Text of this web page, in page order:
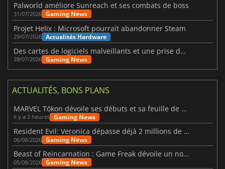
Palworld améliore Sunreach et ses combats de boss
31/07/2026 Gaming News
Projet Helix : Microsoft pourrait abandonner Steam
29/07/2026 Actualités Hardware
Des cartes de logiciels malveillants et une prise de contrôle de Discord ont touché Meccha Chameleon
28/07/2026 Gaming News
ACTUALITÉS, BONS PLANS
MARVEL Tōkon dévoile ses débuts et sa feuille de route
il y a 3 heures Gaming News
Resident Evil: Veronica dépasse déjà 2 millions de wishlists
06/08/2026 Gaming News
Beast of Reincarnation : Game Freak dévoile un nouveau pari
05/08/2026 Gaming News